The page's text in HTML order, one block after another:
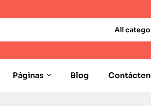
All
Páginas Blog